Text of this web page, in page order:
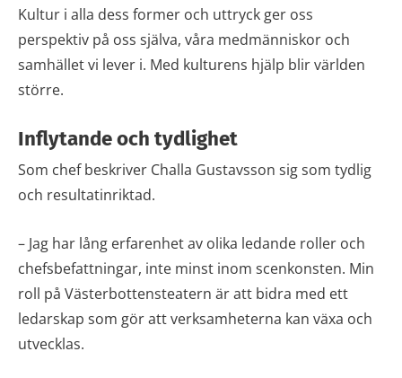
Kultur i alla dess former och uttryck ger oss
perspektiv på oss själva, våra medmänniskor och
samhället vi lever i. Med kulturens hjälp blir världen
större.
Inflytande och tydlighet
Som chef beskriver Challa Gustavsson sig som tydlig
och resultatinriktad.
– Jag har lång erfarenhet av olika ledande roller och
chefsbefattningar, inte minst inom scenkonsten. Min
roll på Västerbottensteatern är att bidra med ett
ledarskap som gör att verksamheterna kan växa och
utvecklas.